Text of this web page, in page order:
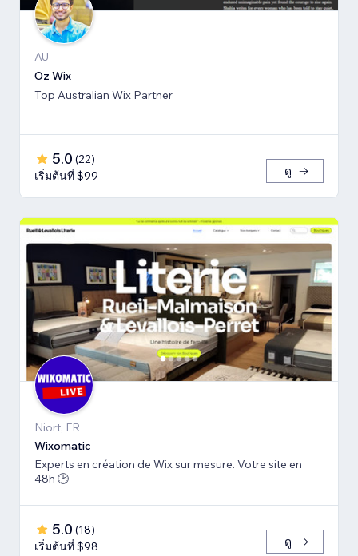
AU
Oz Wix
Top Australian Wix Partner
5.0 (22)
เริ่มต้นที่ $99
ดู
Niort, FR
Wiхomatic
Experts en création de Wix sur mesure. Votre site en
48h 🕑
5.0 (18)
เริ่มต้นที่ $98
ดู